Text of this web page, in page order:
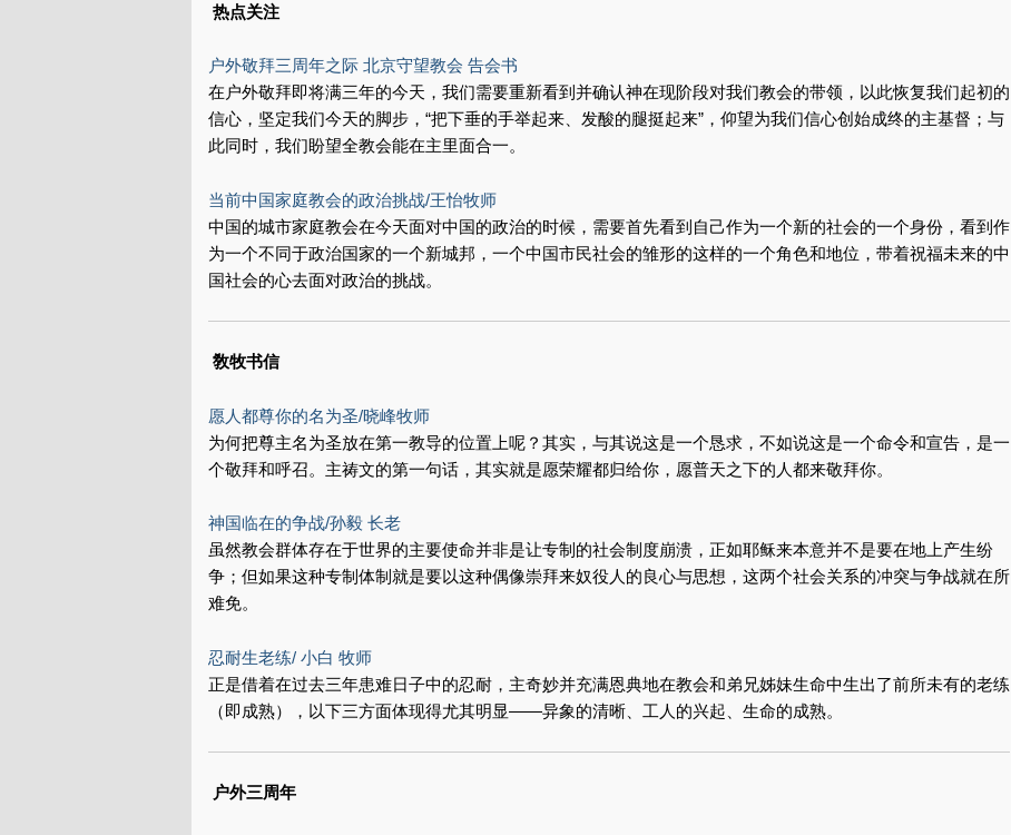
热点关注
户外敬拜三周年之际 北京守望教会 告会书
在户外敬拜即将满三年的今天，我们需要重新看到并确认神在现阶段对我们教会的带领，以此恢复我们起初的
信心，坚定我们今天的脚步，“把下垂的手举起来、发酸的腿挺起来”，仰望为我们信心创始成终的主基督；与
此同时，我们盼望全教会能在主里面合一。
当前中国家庭教会的政治挑战/王怡牧师
中国的城市家庭教会在今天面对中国的政治的时候，需要首先看到自己作为一个新的社会的一个身份，看到作
为一个不同于政治国家的一个新城邦，一个中国市民社会的雏形的这样的一个角色和地位，带着祝福未来的中
国社会的心去面对政治的挑战。
敎牧书信
愿人都尊你的名为圣/晓峰牧师
为何把尊主名为圣放在第一教导的位置上呢？其实，与其说这是一个恳求，不如说这是一个命令和宣告，是一
个敬拜和呼召。主祷文的第一句话，其实就是愿荣耀都归给你，愿普天之下的人都来敬拜你。
神国临在的争战/孙毅 长老
虽然教会群体存在于世界的主要使命并非是让专制的社会制度崩溃，正如耶稣来本意并不是要在地上产生纷
争；但如果这种专制体制就是要以这种偶像崇拜来奴役人的良心与思想，这两个社会关系的冲突与争战就在所
难免。
忍耐生老练/ 小白 牧师
正是借着在过去三年患难日子中的忍耐，主奇妙并充满恩典地在教会和弟兄姊妹生命中生出了前所未有的老练
（即成熟），以下三方面体现得尤其明显——异象的清晰、工人的兴起、生命的成熟。
户外三周年